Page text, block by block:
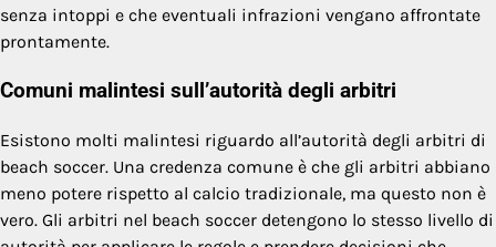
senza intoppi e che eventuali infrazioni vengano affrontate
prontamente.
Comuni malintesi sull’autorità degli arbitri
Esistono molti malintesi riguardo all’autorità degli arbitri di
beach soccer. Una credenza comune è che gli arbitri abbiano
meno potere rispetto al calcio tradizionale, ma questo non è
vero. Gli arbitri nel beach soccer detengono lo stesso livello di